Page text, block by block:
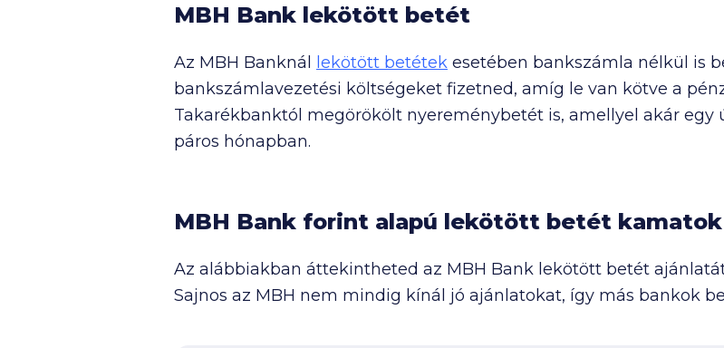
MBH Bank lekötött betét
Az MBH Banknál lekötött betétek esetében bankszámla nélkül is
bankszámlavezetési költségeket fizetned, amíg le van kötve a
Takarékbanktól megörökölt nyereménybetét is, amellyel akár
páros hónapban.
MBH Bank forint alapú lekötött betét kamatok
Az alábbiakban áttekintheted az MBH Bank lekötött betét
Sajnos az MBH nem mindig kínál jó ajánlatokat, így más bankok